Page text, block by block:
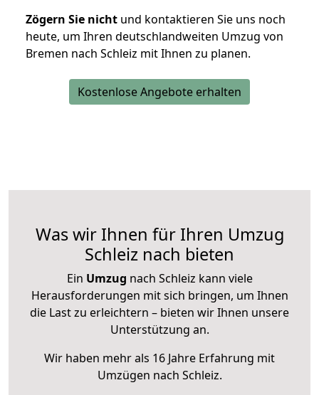
Zögern Sie nicht und kontaktieren Sie uns noch
heute, um Ihren deutschlandweiten Umzug von
Bremen nach Schleiz mit Ihnen zu planen.
Kostenlose Angebote erhalten
Was wir Ihnen für Ihren Umzug
Schleiz nach bieten
Ein Umzug nach Schleiz kann viele
Herausforderungen mit sich bringen, um Ihnen
die Last zu erleichtern – bieten wir Ihnen unsere
Unterstützung an.
Wir haben mehr als 16 Jahre Erfahrung mit
Umzügen nach Schleiz.